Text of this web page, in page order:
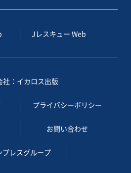
Jレスキュー Web
社：イカロス出版
プライバシーポリシー
お問い合わせ
プレスグループ